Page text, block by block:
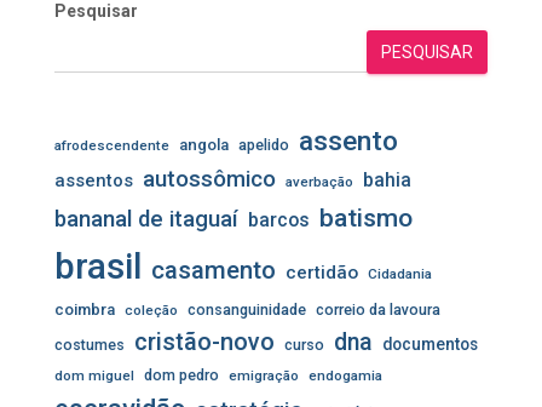
Pesquisar
PESQUISAR
afrodescendente angola apelido assento
assentos autossômico averbação bahia
bananal de itaguaí barcos batismo
brasil casamento certidão Cidadania
coimbra coleção consanguinidade correio da lavoura
costumes
cristão-novo curso dna documentos
dom miguel dom pedro emigração endogamia